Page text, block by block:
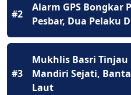
#2
Alarm GPS Bongkar
Pesbar, Dua Pelaku
#3
Mukhlis Basri Tinjau
Mandiri Sejati,
Laut